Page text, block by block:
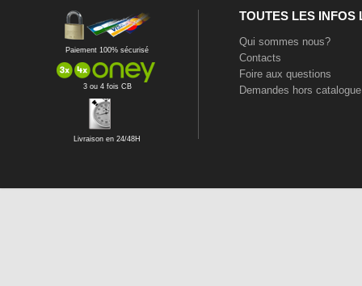
Paiement 100% sécurisé
3 ou 4 fois CB
Livraison en 24/48H
TOUTES LES INFOS
Qui sommes nous?
Contacts
Foire aux questions
Demandes hors catalogue